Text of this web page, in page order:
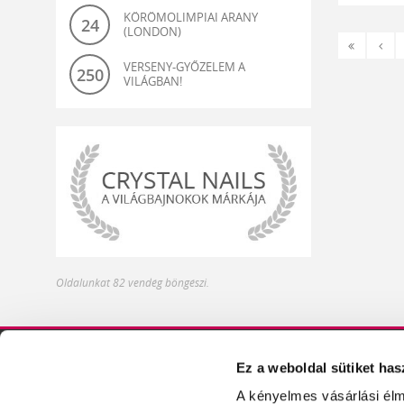
Ez a weboldal sütiket
A kényelmes vásárlási
24
KÖRÖMOLIMPIAI ARANY
(LONDON)
250
VERSENY-GYŐZELEM A
VILÁGBAN!
és
műköröm
Oldalunkat 82 vendég böngészi.
«
‹
ÍZELÍTŐ